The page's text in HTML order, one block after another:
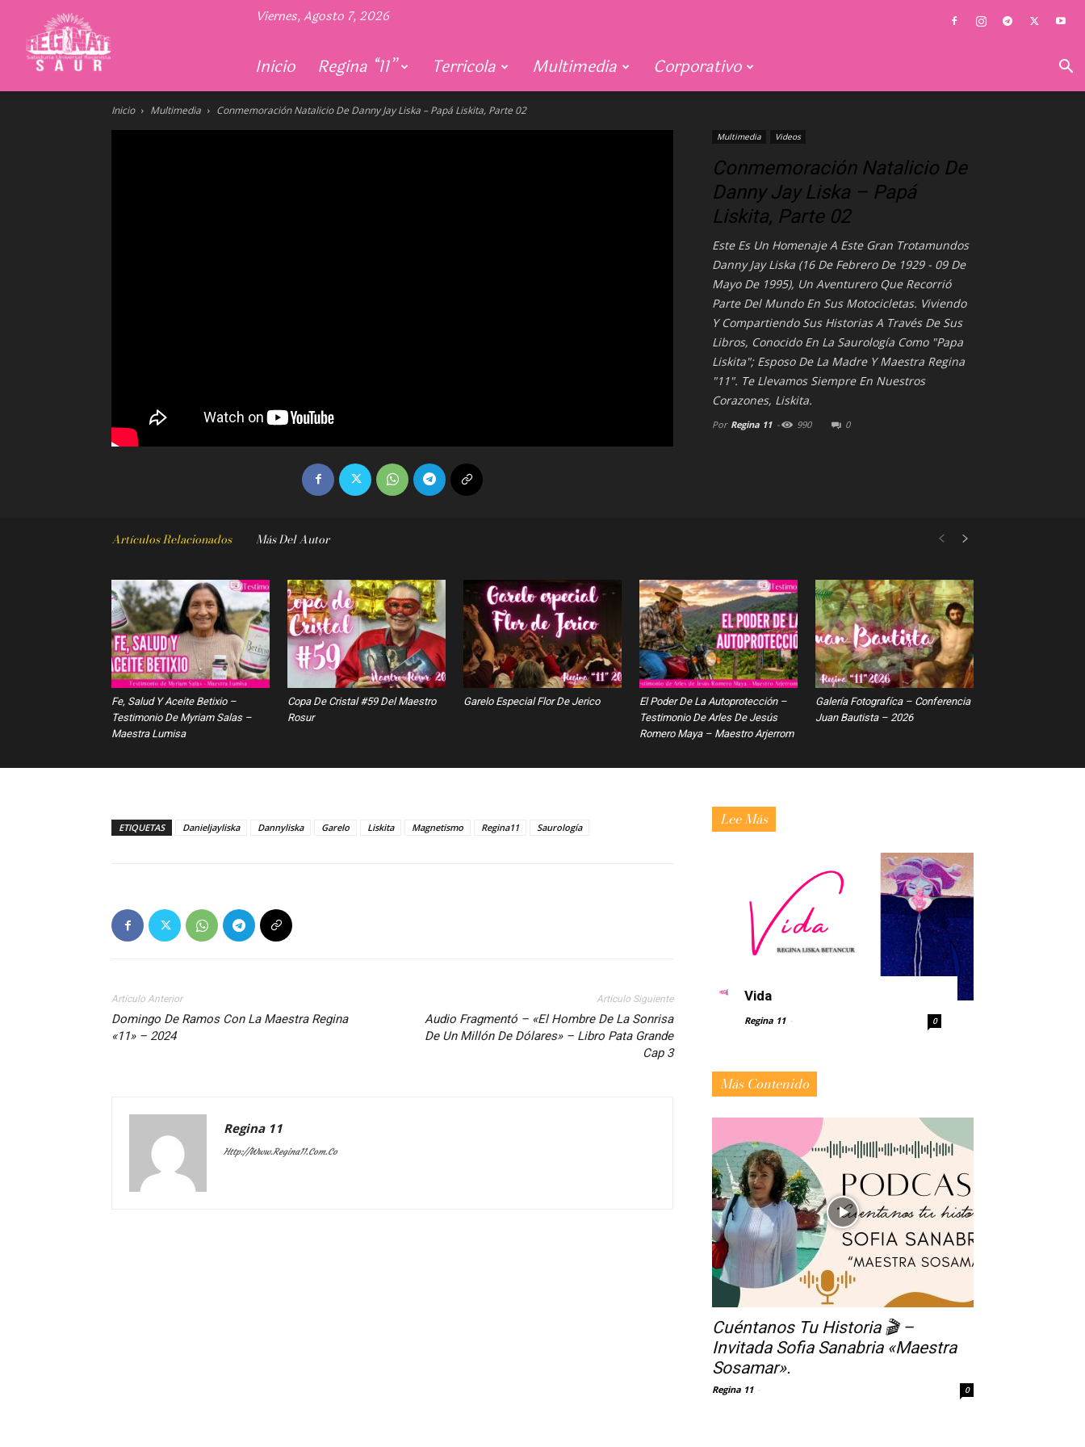
Viernes, Agosto 7, 2026
Inicio Regina “11” Terricola Multimedia Corporativo
Inicio Multimedia Conmemoración Natalicio De Danny Jay Liska – Papá Liskita, Parte 02
Multimedia Videos
Conmemoración Natalicio De
Danny Jay Liska – Papá
Liskita, Parte 02
Este Es Un Homenaje A Este Gran Trotamundos
Danny Jay Liska (16 De Febrero De 1929 - 09 De
Mayo De 1995), Un Aventurero Que Recorrió
Parte Del Mundo En Sus Motocicletas. Viviendo
Y Compartiendo Sus Historias A Través De Sus
Libros, Conocido En La Saurología Como "Papa
Liskita"; Esposo De La Madre Y Maestra Regina
"11". Te Llevamos Siempre En Nuestros
Corazones, Liskita.
Por Regina 11 - 990 0
Artículos Relacionados Más Del Autor
Fe, Salud Y Aceite Betixio –
Testimonio De Myriam Salas –
Maestra Lumisa
Copa De Cristal #59 Del Maestro
Rosur
Garelo Especial Flor De Jerico
El Poder De La Autoprotección –
Testimonio De Arles De Jesús
Romero Maya – Maestro Arjerrom
Galería Fotografíca – Conferencia
Juan Bautista – 2026
ETIQUETAS Danieljayliska Dannyliska Garelo Liskita Magnetismo Regina11 Saurología
Artículo Anterior
Domingo De Ramos Con La Maestra Regina
«11» – 2024
Artículo Siguiente
Audio Fragmentó – «El Hombre De La Sonrisa
De Un Millón De Dólares» – Libro Pata Grande
Cap 3
Regina 11
Http://www.regina11.com.co
Lee Más
Vida
Regina 11 0
Más Contenido
Cuéntanos Tu Historia 🎬 –
Invitada Sofia Sanabria «Maestra
Sosamar».
Regina 11 0